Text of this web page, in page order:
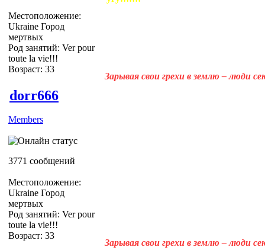
Местоположение:
Ukraine Город
мертвых
Род занятий: Ver pour
toute la vie!!!
Возраст: 33
Зарывая свои грехи в землю – люди
dorr666
Members
3771 сообщений
Местоположение:
Ukraine Город
мертвых
Род занятий: Ver pour
toute la vie!!!
Возраст: 33
Зарывая свои грехи в землю – люди